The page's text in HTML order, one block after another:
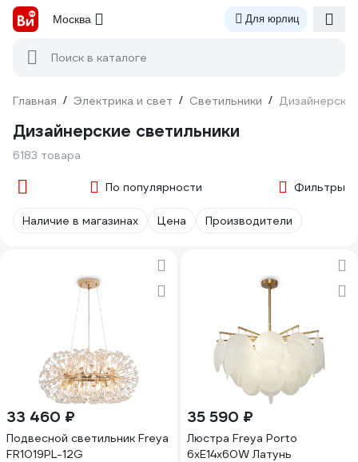
Москва Для юрлиц
Поиск в каталоге
Главная / Электрика и свет / Светильники /
Дизайнерские светильники
6183 товара
По популярности Фильтры
Наличие в магазинах Цена Производители
33 460 ₽
Подвесной светильник Freya
FR1019PL-12G
35 590 ₽
Люстра Freya Porto
6хE14x60W Латунь